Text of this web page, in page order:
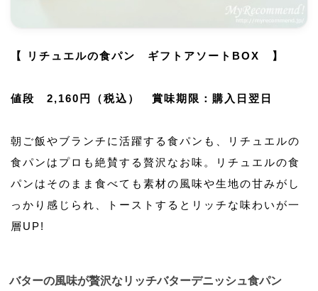
【 リチュエルの食パン ギフトアソートBOX 】
値段 2,160円（税込） 賞味期限：購入日翌日
朝ご飯やブランチに活躍する食パンも、リチュエルの
食パンはプロも絶賛する贅沢なお味。リチュエルの食
パンはそのまま食べても素材の風味や生地の甘みがし
っかり感じられ、トーストするとリッチな味わいが一
層UP!
バターの風味が贅沢なリッチバターデニッシュ食パン